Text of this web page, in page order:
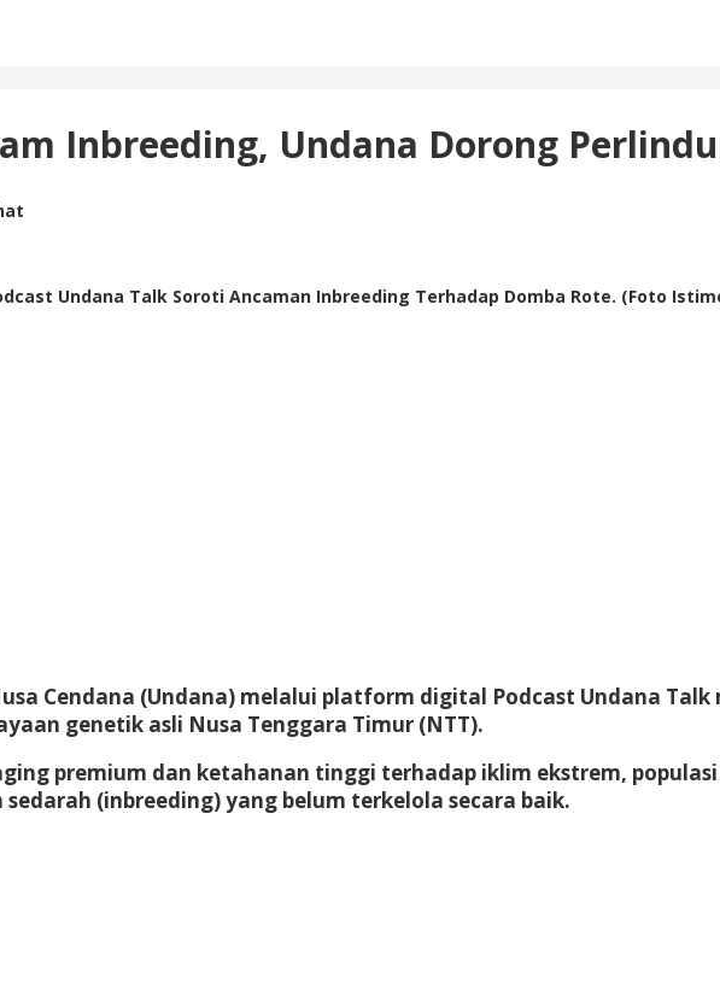
Inbreeding, Undana Dorong
Undana Talk Soroti Ancaman Inbreeding Terhadap Domba Rote. (Foto
Cendana (Undana) melalui platform digital Podcast Undana
genetik asli Nusa Tenggara Timur (NTT).
premium dan ketahanan tinggi terhadap iklim ekstrem,
(inbreeding) yang belum terkelola secara baik.